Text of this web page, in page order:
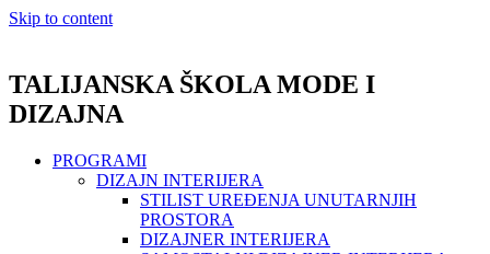
Skip to content
TALIJANSKA ŠKOLA MODE I
DIZAJNA
PROGRAMI
DIZAJN INTERIJERA
STILIST UREĐENJA UNUTARNJIH
PROSTORA
DIZAJNER INTERIJERA